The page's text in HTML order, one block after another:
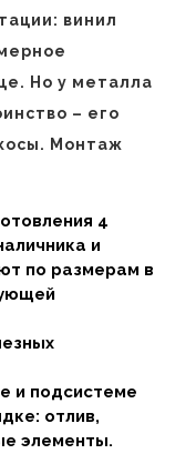
винил
Но у металла
– его
Монтаж
4
и
по размерам в
и подсистеме
отлив,
элементы.